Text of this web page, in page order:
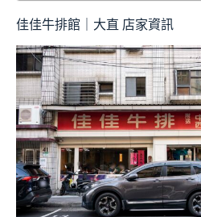
佳佳牛排館｜大直 店家資訊